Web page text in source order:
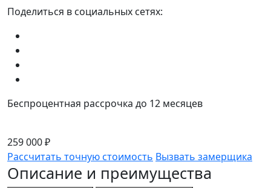
Поделиться в социальных сетях:
Беспроцентная рассрочка до 12 месяцев
259 000 ₽
Рассчитать точную стоимость Вызвать замерщика
Описание и преимущества